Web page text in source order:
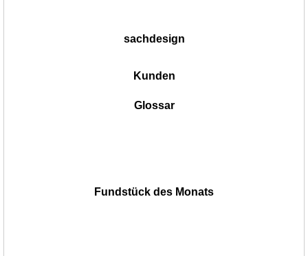
sachdesign
Kunden
Glossar
Fundstück des Monats